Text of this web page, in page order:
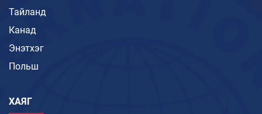
Тайланд
Канад
Энэтхэг
Польш
ХАЯГ